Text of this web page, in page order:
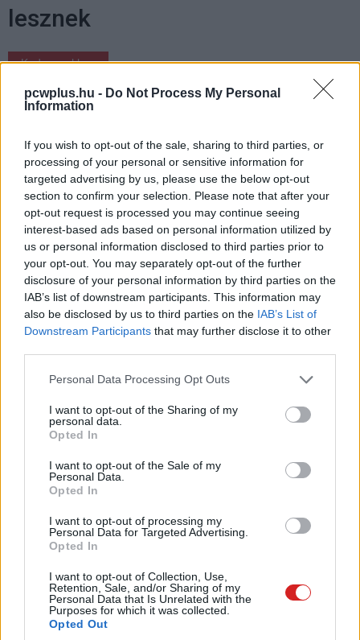
pcwplus.hu - Do Not Process My Personal
Information
If you wish to opt-out of the sale, sharing to third parties, or
processing of your personal or sensitive information for
targeted advertising by us, please use the below opt-out
section to confirm your selection. Please note that after your
opt-out request is processed you may continue seeing
interest-based ads based on personal information utilized by
us or personal information disclosed to third parties prior to
your opt-out. You may separately opt-out of the further
disclosure of your personal information by third parties on the
IAB’s list of downstream participants. This information may
also be disclosed by us to third parties on the IAB’s List of
Downstream Participants that may further disclose it to other
Please note that this website/app uses one or more Google
not limited to your visit or usage behaviour. You may click to
grant or deny consent to Google and its third-party tags to
use your data for below specified purposes in below Google
consent section.
Personal Data Processing Opt Outs
I want to opt-out of the Sharing of my
personal data.
Opted In
I want to opt-out of the Sale of my
Personal Data.
Opted In
I want to opt-out of processing my
Personal Data for Targeted Advertising.
Opted In
I want to opt-out of Collection, Use,
Retention, Sale, and/or Sharing of my
Personal Data that Is Unrelated with the
Purposes for which it was collected.
Opted Out
lesznek
Kedvencekhez
Berze András|2023 március 3. 14:49
Hivatalosan is elérhetővé vált a zöldek
technológiája, ami a YouTube és Netflix
videókat skálázza fel.
Az év eleji CES-en rántotta le a leplet az Nvidia a VSR
(Video Super Resolution) névre keresztelt algoritmusról,
ami a ma élesedő driver frissítéssel vált mindenki
számára elérhetővé. Már amennyiben mindenki alatt
darabos 480p videóknak.
A VSR lényege, hogy a DLSS-hez hasonlóan némi
mesterséges intelligenciával megtámogatott mágiával
felskálázza a streamelt videókat, ami különösen hasznos
lehet azoknak, akik 1440p-s vagy 4K-s monitort
használnak, miközben az interneten elérhető tartalom
90%-a legjobb esetben is csak 1080p-s.
Az Nvidia VSR eltűnteti az összemosott részeket,
artifactokat, elsimítja az éleket, ami különösen sokat